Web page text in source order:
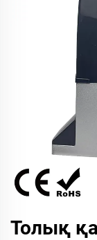
Толық